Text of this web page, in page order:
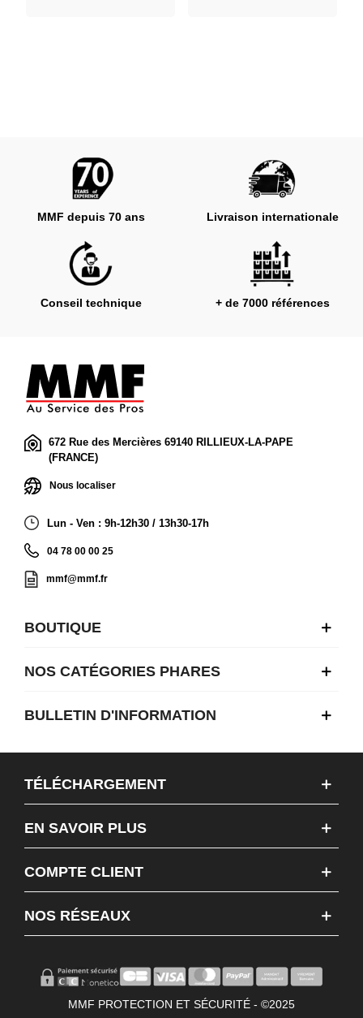
MMF depuis 70 ans Livraison internationale
Conseil technique + de 7000 références
672 Rue des Mercières 69140 RILLIEUX-LA-PAPE
(FRANCE)
Nous localiser
Lun - Ven : 9h-12h30 / 13h30-17h
04 78 00 00 25
mmf@mmf.fr
BOUTIQUE
NOS CATÉGORIES PHARES
BULLETIN D'INFORMATION
TÉLÉCHARGEMENT
EN SAVOIR PLUS
COMPTE CLIENT
NOS RÉSEAUX
MMF PROTECTION ET SÉCURITÉ - ©2025